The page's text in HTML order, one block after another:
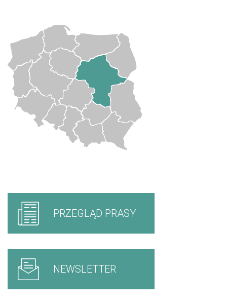
PRZEGLĄD PRASY
NEWSLETTER